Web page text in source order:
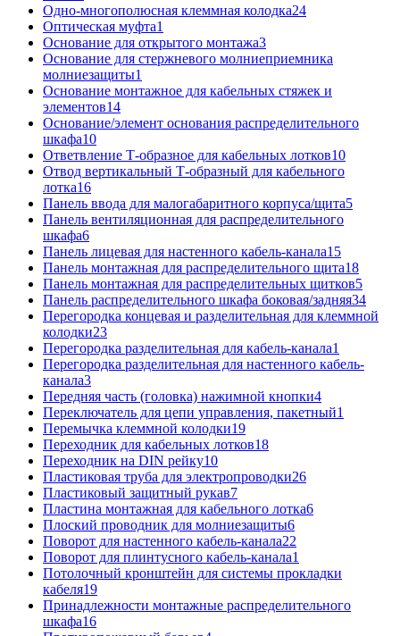
Одно-многополюсная клеммная колодка24
Оптическая муфта1
Основание для открытого монтажа3
Основание для стержневого молниеприемника
молниезащиты1
Основание монтажное для кабельных стяжек и
элементов14
Основание/элемент основания распределительного
шкафа10
Ответвление Т-образное для кабельных лотков10
Отвод вертикальный Т-образный для кабельного
лотка16
Панель ввода для малогабаритного корпуса/щита5
Панель вентиляционная для распределительного
шкафа6
Панель лицевая для настенного кабель-канала15
Панель монтажная для распределительного щита18
Панель монтажная для распределительных щитков5
Панель распределительного шкафа боковая/задняя34
Перегородка концевая и разделительная для клеммной
колодки23
Перегородка разделительная для кабель-канала1
Перегородка разделительная для настенного кабель-
канала3
Передняя часть (головка) нажимной кнопки4
Переключатель для цепи управления, пакетный1
Перемычка клеммной колодки19
Переходник для кабельных лотков18
Переходник на DIN рейку10
Пластиковая труба для электропроводки26
Пластиковый защитный рукав7
Пластина монтажная для кабельного лотка6
Плоский проводник для молниезащиты6
Поворот для настенного кабель-канала22
Поворот для плинтусного кабель-канала1
Потолочный кронштейн для системы прокладки
кабеля19
Принадлежности монтажные распределительного
шкафа16